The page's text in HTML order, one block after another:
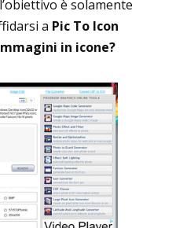
è solamente
a Pic To Icon
in icone?